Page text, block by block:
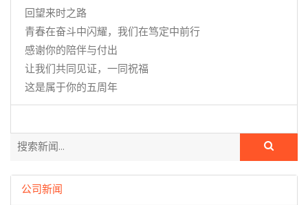
回望来时之路
青春在奋斗中闪耀，我们在笃定中前行
感谢你的陪伴与付出
让我们共同见证，一同祝福
这是属于你的五周年
公司新闻